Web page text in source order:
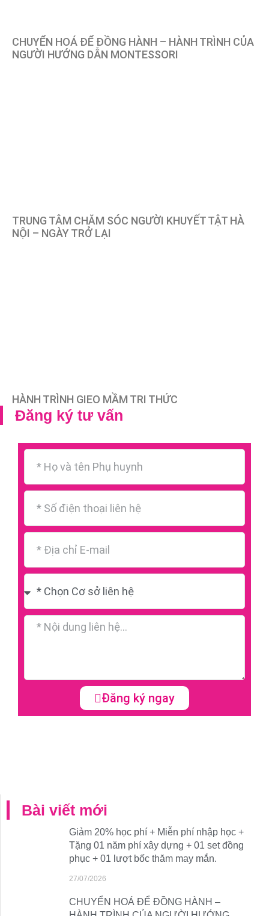
Bài viết mới
Giảm 20% học phí + Miễn phí nhập học +
Tặng 01 năm phí xây dựng + 01 set đồng
phục + 01 lượt bốc thăm may mắn.
27/07/2026
CHUYỂN HOÁ ĐỂ ĐỒNG HÀNH –
CHUYỂN HOÁ ĐỂ ĐỒNG HÀNH – HÀNH TRÌNH CỦA
NGƯỜI HƯỚNG DẪN MONTESSORI
TRUNG TÂM CHĂM SÓC NGƯỜI KHUYẾT TẬT HÀ
NỘI – NGÀY TRỞ LẠI
HÀNH TRÌNH GIEO MẦM TRI THỨC
Đăng ký tư vấn
Đăng ký ngay